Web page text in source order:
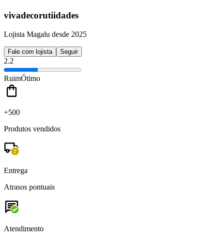
vivadecorutiidades
Lojista Magalu desde 2025
Fale com lojista Seguir
2.2
RuimÓtimo
+500
Produtos vendidos
Entrega
Atrasos pontuais
Atendimento